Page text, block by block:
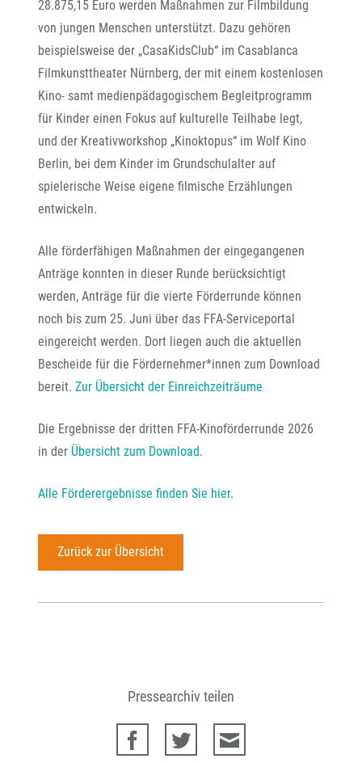
28.875,15 Euro werden Maßnahmen zur Filmbildung
von jungen Menschen unterstützt. Dazu gehören
beispielsweise der „CasaKidsClub“ im Casablanca
Filmkunsttheater Nürnberg, der mit einem kostenlosen
Kino- samt medienpädagogischem Begleitprogramm
für Kinder einen Fokus auf kulturelle Teilhabe legt,
und der Kreativworkshop „Kinoktopus“ im Wolf Kino
Berlin, bei dem Kinder im Grundschulalter auf
spielerische Weise eigene filmische Erzählungen
entwickeln.
Alle förderfähigen Maßnahmen der eingegangenen
Anträge konnten in dieser Runde berücksichtigt
werden, Anträge für die vierte Förderrunde können
noch bis zum 25. Juni über das FFA-Serviceportal
eingereicht werden. Dort liegen auch die aktuellen
Bescheide für die Fördernehmer*innen zum Download
bereit. Zur Übersicht der Einreichzeiträume
Die Ergebnisse der dritten FFA-Kinoförderrunde 2026
in der Übersicht zum Download.
Alle Förderergebnisse finden Sie hier.
Zurück zur Übersicht
Pressearchiv teilen